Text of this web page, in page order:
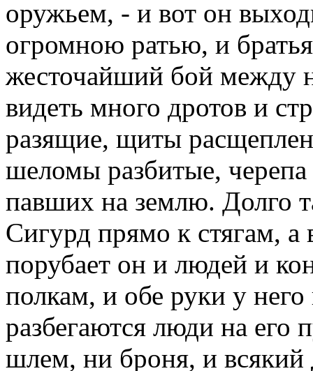
оружьем, - и вот он
огромною ратью, и
жесточайший бой между
видеть много дротов и
разящие, щиты
шеломы разбитые,
павших на землю. Долго
Сигурд прямо к стягам, а
порубает он и людей и
полкам, и обе руки у
разбегаются люди на его
шлем, ни броня, и всякий